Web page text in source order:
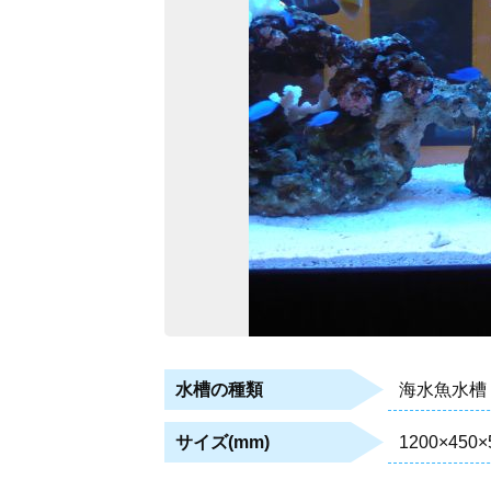
水槽の種類 海水魚水槽
サイズ(mm)